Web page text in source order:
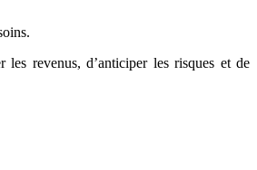
revenus, d’anticiper les risques et de